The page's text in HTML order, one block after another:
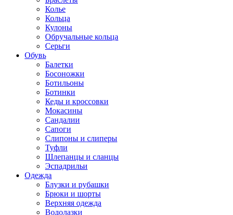
Колье
Кольца
Кулоны
Обручальные кольца
Серьги
Обувь
Балетки
Босоножки
Ботильоны
Ботинки
Кеды и кроссовки
Мокасины
Сандалии
Сапоги
Слипоны и слиперы
Туфли
Шлепанцы и сланцы
Эспадрильи
Одежда
Блузки и рубашки
Брюки и шорты
Верхняя одежда
Водолазки